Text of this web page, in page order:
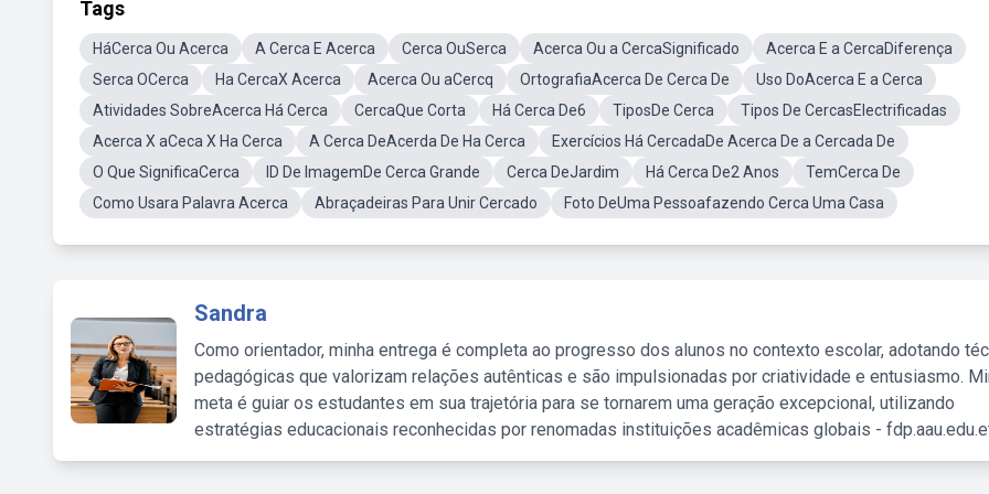
Tags
HáCerca Ou Acerca A Cerca E Acerca Cerca OuSerca Acerca Ou a CercaSignificado
Acerca E a CercaDiferença
Serca OCerca
Ha CercaX Acerca Acerca Ou aCercq OrtografiaAcerca De Cerca De
Uso DoAcerca E a Cerca
Atividades SobreAcerca Há Cerca
CercaQue Corta Há Cerca De6 TiposDe Cerca
Tipos De CercasElectrificadas
Acerca X aCeca X Ha Cerca
A Cerca DeAcerda De Ha Cerca
Exercícios Há CercadaDe Acerca De a Cercada De
O Que SignificaCerca
ID De ImagemDe Cerca Grande Cerca DeJardim Há Cerca De2 Anos
TemCerca De
Como Usara Palavra Acerca
Abraçadeiras Para Unir Cercado Foto DeUma Pessoafazendo Cerca Uma Casa
Sandra
Como orientador, minha entrega é completa ao progresso dos alunos no contexto escolar, adotando
pedagógicas que valorizam relações autênticas e são impulsionadas por criatividade e entusiasmo.
meta é guiar os estudantes em sua trajetória para se tornarem uma geração excepcional, utilizando
estratégias educacionais reconhecidas por renomadas instituições acadêmicas globais -